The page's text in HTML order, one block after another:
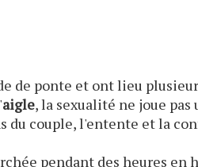
de ponte et ont lieu
aigle, la sexualité ne joue
du couple, l'entente et la
pendant des heures en